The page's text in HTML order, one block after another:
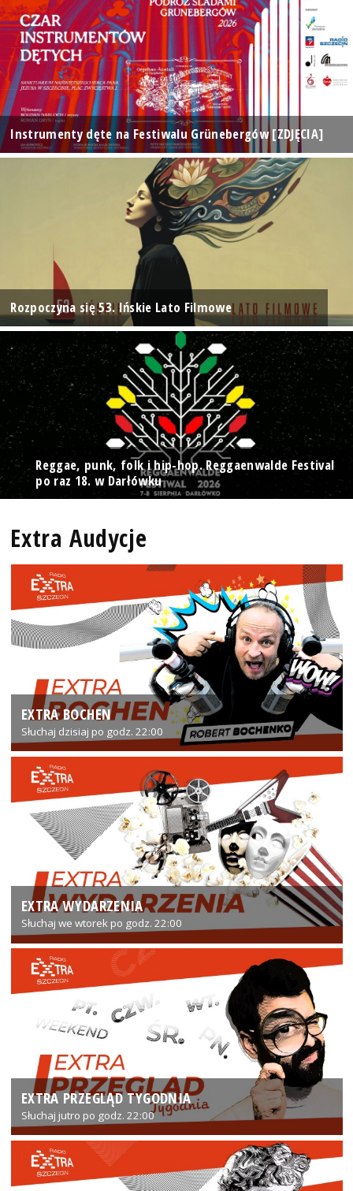
Instrumenty dęte na Festiwalu Grünebergów [ZDJĘCIA]
Rozpoczyna się 53. Ińskie Lato Filmowe
Reggae, punk, folk i hip-hop. Reggaenwalde Festival
po raz 18. w Darłówku
Extra Audycje
EXTRA BOCHEN
Słuchaj dzisiaj po godz. 22:00
EXTRA WYDARZENIA
Słuchaj we wtorek po godz. 22:00
EXTRA PRZEGLĄD TYGODNIA
Słuchaj jutro po godz. 22:00